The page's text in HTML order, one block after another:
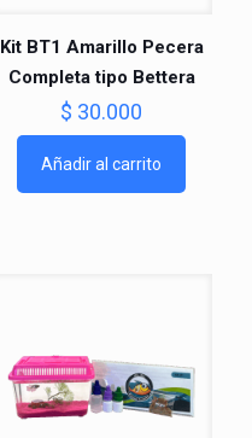
Kit BT1 Amarillo Pecera
Completa tipo Bettera
$ 30.000
Añadir al carrito